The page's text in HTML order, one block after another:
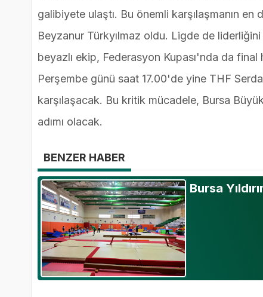
galibiyete ulaştı. Bu önemli karşılaşmanın
Beyzanur Türkyılmaz oldu. Ligde de
beyazlı ekip, Federasyon Kupası'nda da
Perşembe günü saat 17.00'de yine THF
karşılaşacak. Bu kritik mücadele, Bursa
adımı olacak.
BENZER HABER
Bursa